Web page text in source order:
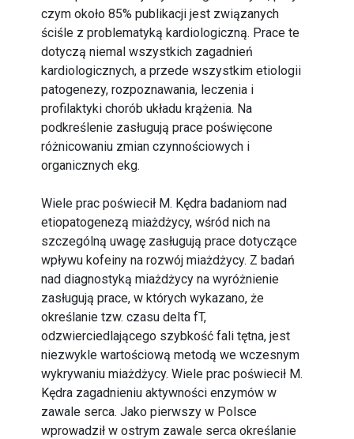
czym około 85% publikacji jest związanych
ściśle z problematyką kardiologiczną. Prace te
dotyczą niemal wszystkich zagadnień
kardiologicznych, a przede wszystkim etiologii
patogenezy, rozpoznawania, leczenia i
profilaktyki chorób układu krążenia. Na
podkreślenie zasługują prace poświęcone
różnicowaniu zmian czynnościowych i
organicznych ekg.
Wiele prac poświecił M. Kędra badaniom nad
etiopatogenezą miażdżycy, wśród nich na
szczególną uwagę zasługują prace dotyczące
wpływu kofeiny na rozwój miażdżycy. Z badań
nad diagnostyką miażdżycy na wyróżnienie
zasługują prace, w których wykazano, że
określanie tzw. czasu delta fT,
odzwierciedlającego szybkość fali tętna, jest
niezwykle wartościową metodą we wczesnym
wykrywaniu miażdżycy. Wiele prac poświecił M.
Kędra zagadnieniu aktywności enzymów w
zawale serca. Jako pierwszy w Polsce
wprowadził w ostrym zawale serca określanie